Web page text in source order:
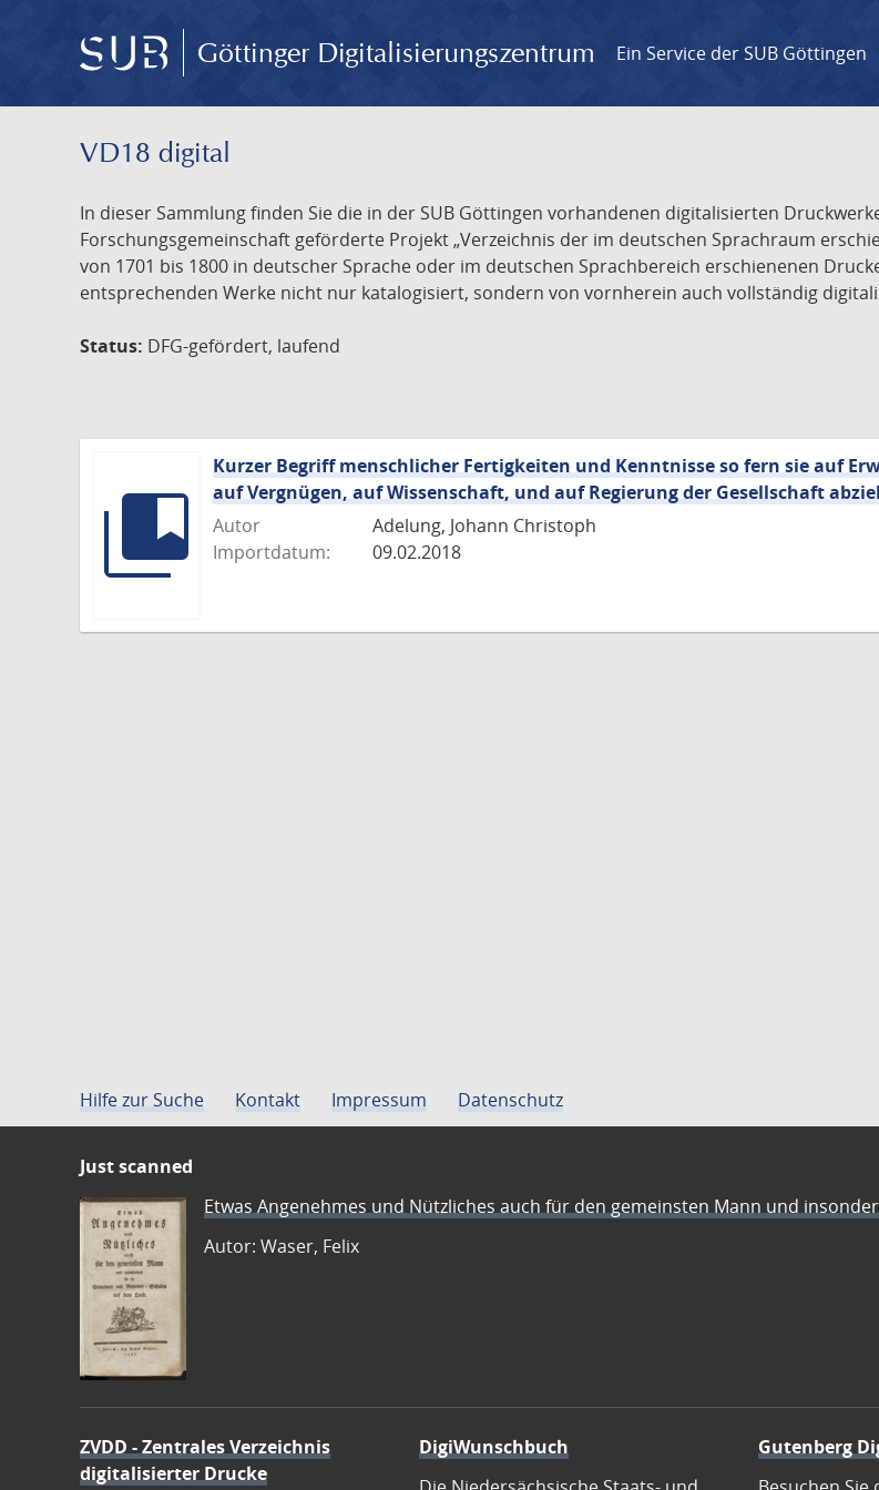
Göttinger Digitalisierungszentrum Ein Service der SUB Göttingen
VD18 digital
In dieser Sammlung finden Sie die in der SUB Göttingen vorhandenen digitalisierten
Forschungsgemeinschaft geförderte Projekt „Verzeichnis der im deutschen Sprachraum
von 1701 bis 1800 in deutscher Sprache oder im deutschen Sprachbereich erschienenen
entsprechenden Werke nicht nur katalogisiert, sondern von vornherein auch vollständig
Status: DFG-gefördert, laufend
Kurzer Begriff menschlicher Fertigkeiten und Kenntnisse so fern sie auf
auf Vergnügen, auf Wissenschaft, und auf Regierung der Gesellschaft
Autor
Adelung, Johann Christoph
Importdatum:
09.02.2018
Hilfe zur Suche Kontakt Impressum Datenschutz
Just scanned
Etwas Angenehmes und Nützliches auch für den gemeinsten Mann und
Autor: Waser, Felix
ZVDD - Zentrales Verzeichnis
digitalisierter Drucke
DigiWunschbuch
Gutenberg